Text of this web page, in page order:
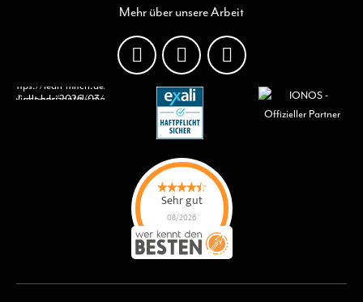
Mehr über unsere Arbeit
Sehr gut
08/2026
Lean Mitch GmbHhat
4.7von5Sternen |
auf